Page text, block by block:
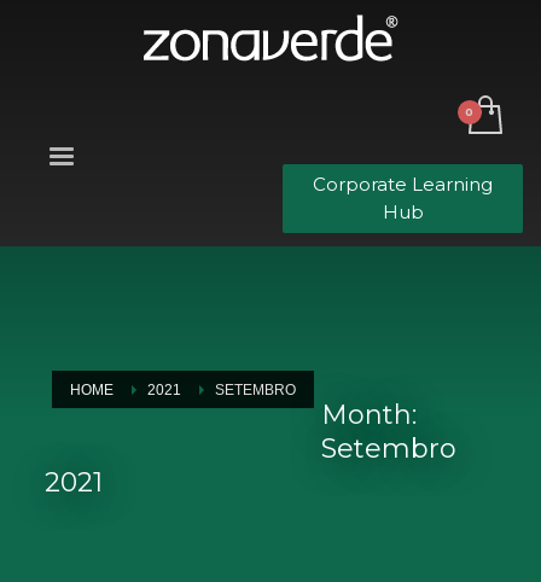
Corporate Learning
Hub
HOME 2021 SETEMBRO
Month:
Setembro
2021